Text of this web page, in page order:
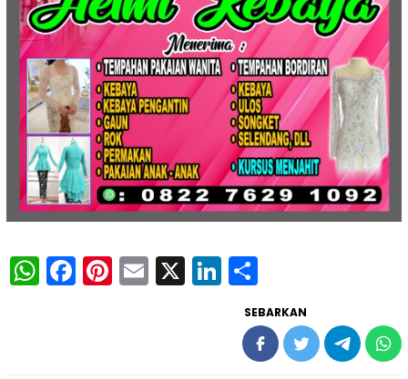
WhatsApp
Facebook
Pinterest
Email
X LinkedIn
SEBARKAN